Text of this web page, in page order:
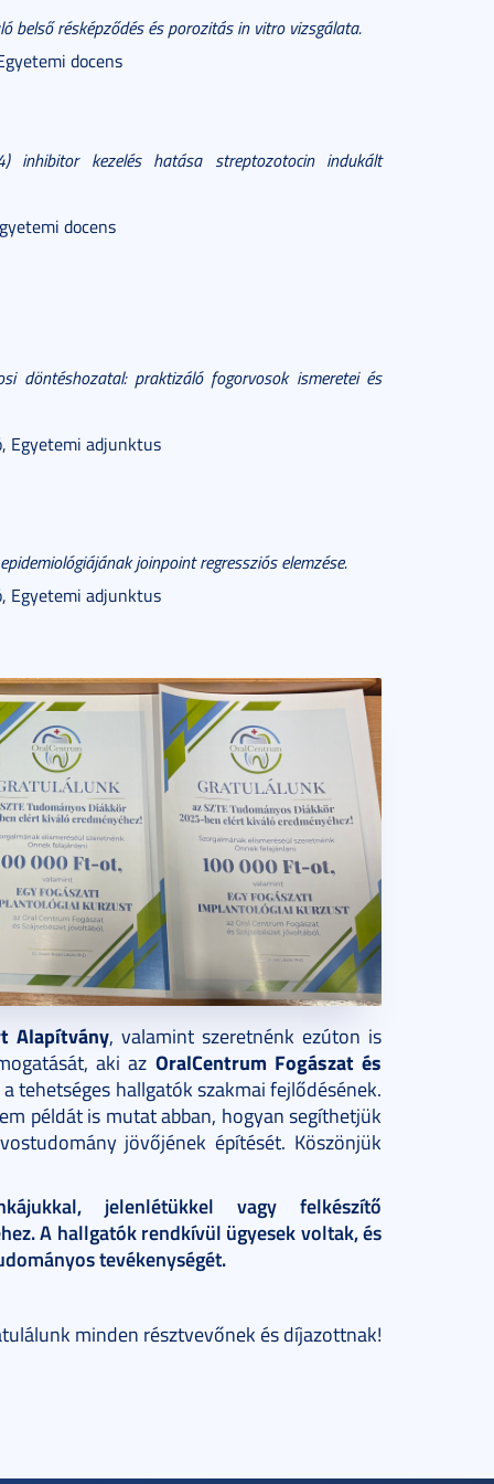
belső résképződés és porozitás in vitro vizsgálata.
docens
inhibitor kezelés hatása streptozotocin indukált
docens
döntéshozatal: praktizáló fogorvosok ismeretei és
Egyetemi adjunktus
joinpoint regressziós elemzése.
Egyetemi adjunktus
Alapítvány, valamint szeretnénk ezúton is
aki az OralCentrum Fogászat és
tehetséges hallgatók szakmai fejlődésének.
példát is mutat abban, hogyan segíthetjük
jövőjének építését. Köszönjük
jelenlétükkel vagy felkészítő
A hallgatók rendkívül ügyesek voltak, és
tevékenységét.
minden résztvevőnek és díjazottnak!